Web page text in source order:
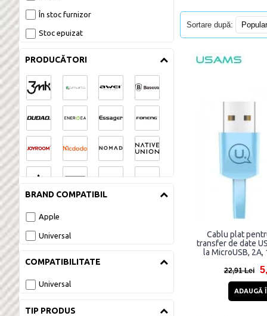
În stoc furnizor
Stoc epuizat
PRODUCĂTORI
BRAND COMPATIBIL
Apple
Universal
COMPATIBILITATE
Universal
TIP PRODUS
Sortare după:
Cablu plat
transfer de date
la MicroUSB, 2A,
22,91 Lei
ADAUGĂ